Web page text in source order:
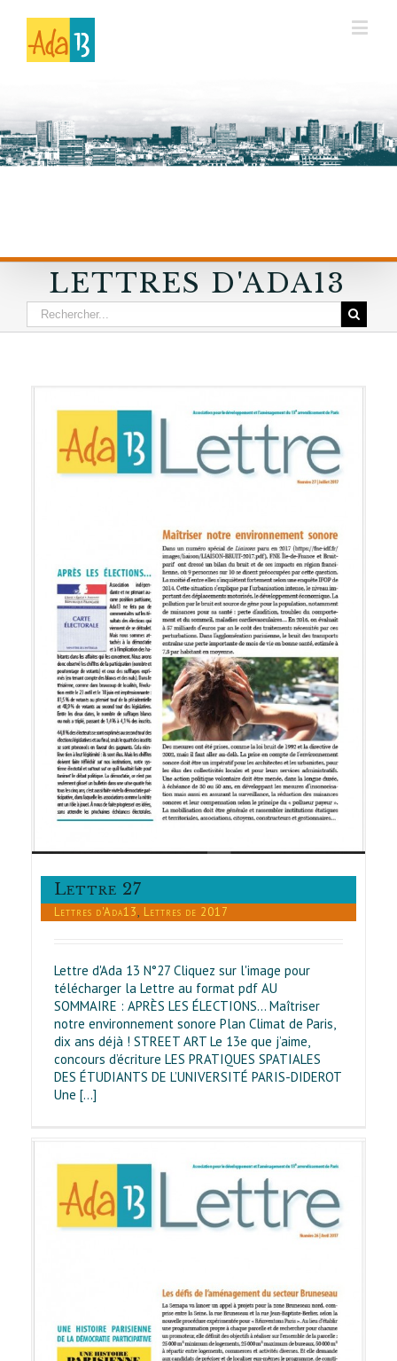
LETTRES D'ADA13
Lettre 27
Lettres d'Ada13, Lettres de 2017
Lettre d'Ada 13 N°27 Cliquez sur l'image pour
télécharger la Lettre au format pdf AU
SOMMAIRE : APRÈS LES ÉLECTIONS... Maîtriser
notre environnement sonore Plan Climat de Paris,
dix ans déjà ! STREET ART Le 13e que j’aime,
concours d’écriture LES PRATIQUES SPATIALES
DES ÉTUDIANTS DE L’UNIVERSITÉ PARIS-DIDEROT
Une [...]